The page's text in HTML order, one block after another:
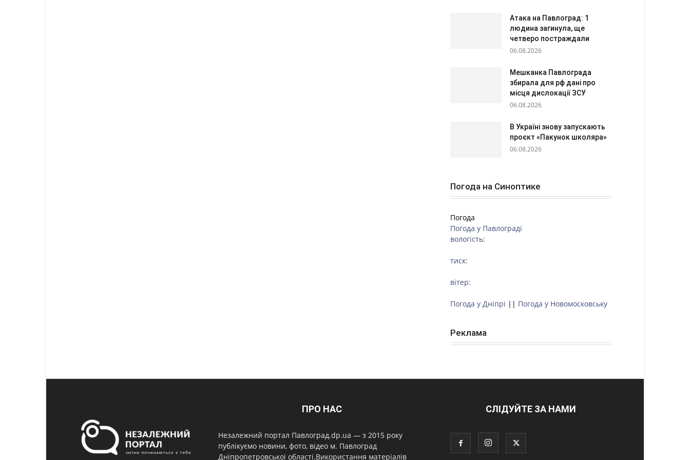
Атака на Павлоград: 1
людина загинула, ще
четверо постраждали
06.08.2026
Мешканка Павлограда
збирала для рф дані про
місця дислокації ЗСУ
06.08.2026
В Україні знову запускають
проєкт «Пакунок школяра»
06.08.2026
Погода на Синоптике
Погода
Погода у Павлограді
вологість:
тиск:
вітер:
Погода у Дніпрі || Погода у Новомосковську
Реклама
ПРО НАС
Незалежний портал Павлоград.dp.ua — з 2015 року
публікуємо новини, фото, відео м. Павлоград
Дніпропетровської області.Використання матеріалів
СЛІДУЙТЕ ЗА НАМИ